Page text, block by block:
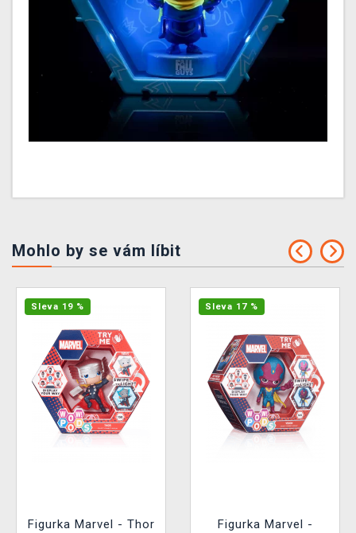
Mohlo by se vám líbit
Sleva 19 %
Figurka Marvel - Thor
Sleva 17 %
Figurka Marvel -